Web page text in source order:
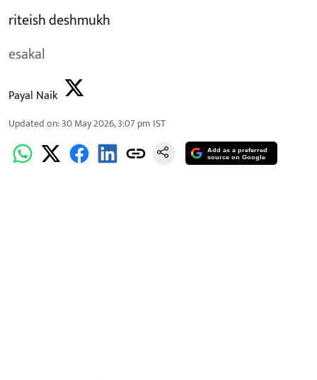
riteish deshmukh
esakal
Payal Naik
Updated on:30 May 2026, 3:07 pm IST
Add as a preferred
source on Google